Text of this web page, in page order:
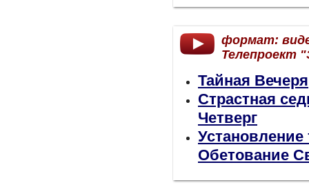
формат:
Телепроект
Тайная Вечеря
Страстная
Четверг
Установление
Обетование